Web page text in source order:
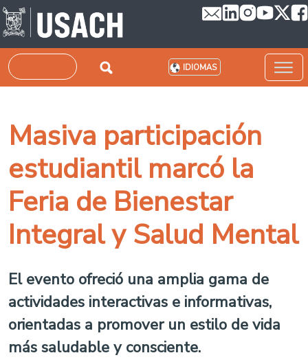
Pasar al contenido principal
Buscar IDIOMAS
Masiva participación
estudiantil marcó la
Feria de Bienestar
Integral y Salud Mental
El evento ofreció una amplia gama de
actividades interactivas e informativas,
orientadas a promover un estilo de vida
más saludable y consciente.